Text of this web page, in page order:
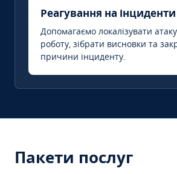
Реагування на інциденти
Допомагаємо локалізувати
роботу, зібрати висновки та
причини інциденту.
Пакети послуг